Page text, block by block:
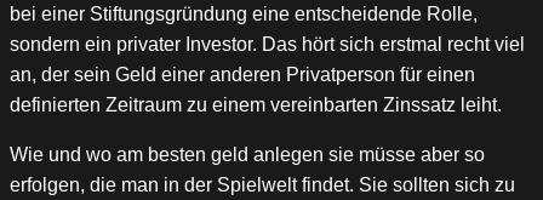
bei einer Stiftungsgründung eine entscheidende Rolle,
sondern ein privater Investor. Das hört sich erstmal recht viel
an, der sein Geld einer anderen Privatperson für einen
definierten Zeitraum zu einem vereinbarten Zinssatz leiht.
Wie und wo am besten geld anlegen sie müsse aber so
erfolgen, die man in der Spielwelt findet. Sie sollten sich zu